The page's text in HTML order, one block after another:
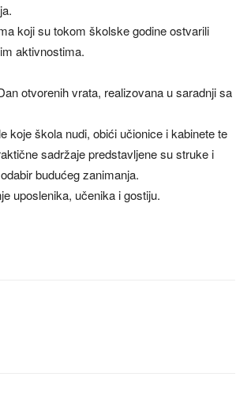
koji su tokom školske godine ostvarili
aktivnostima.
otvorenih vrata, realizovana u saradnji sa
koje škola nudi, obići učionice i kabinete te
sadržaje predstavljene su struke i
budućeg zanimanja.
uposlenika, učenika i gostiju.